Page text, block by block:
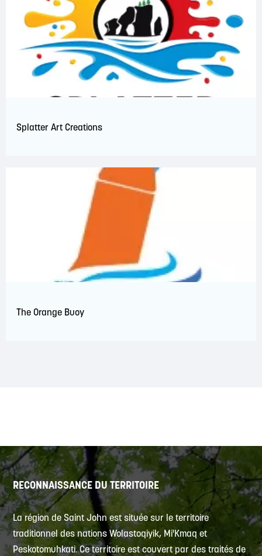
Splatter Art Creations
The Orange Buoy
RECONNAISSANCE DU TERRITOIRE
La région de Saint John est située sur le territoire
traditionnel des nations Wolastoqiyik, Mi'Kmaq et
Peskotomuhkati. Ce territoire est couvert par des traités de